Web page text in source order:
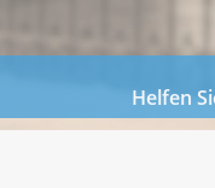
Helfen